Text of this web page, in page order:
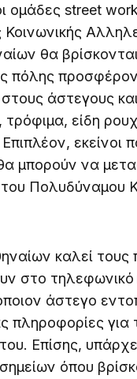
ομάδες street
Κοινωνικής
θα
πόλης
άστεγους
τρόφιμα, είδη
εκείνοι
μπορούν να
Πολυδύναμου
καλεί τους
στο τηλεφωνικό
άστεγο
πληροφορίες για
Επίσης,
όπου